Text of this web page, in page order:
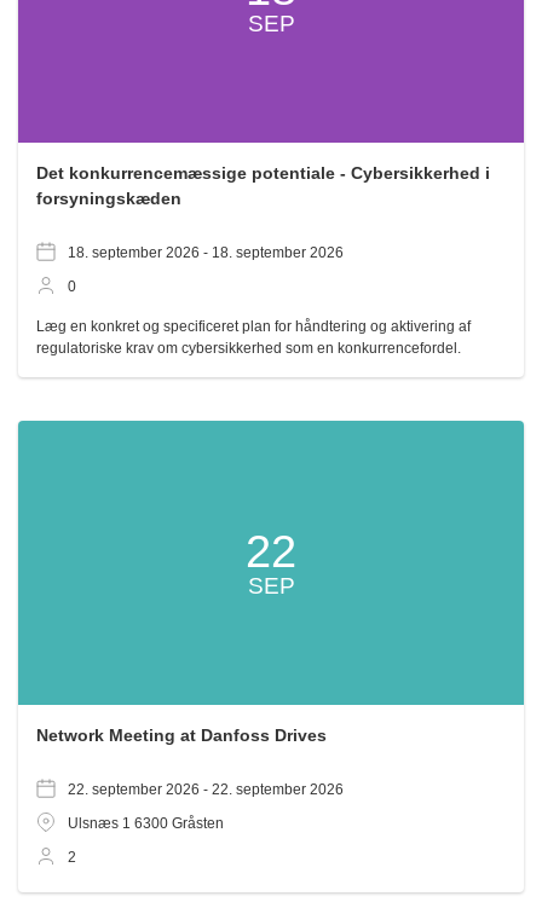
SEP
Det konkurrencemæssige potentiale - Cybersikkerhed i
forsyningskæden
18. september 2026 - 18. september 2026
0
Læg en konkret og specificeret plan for håndtering og aktivering af
regulatoriske krav om cybersikkerhed som en konkurrencefordel.
22
SEP
Network Meeting at Danfoss Drives
22. september 2026 - 22. september 2026
Ulsnæs 1 6300 Gråsten
2